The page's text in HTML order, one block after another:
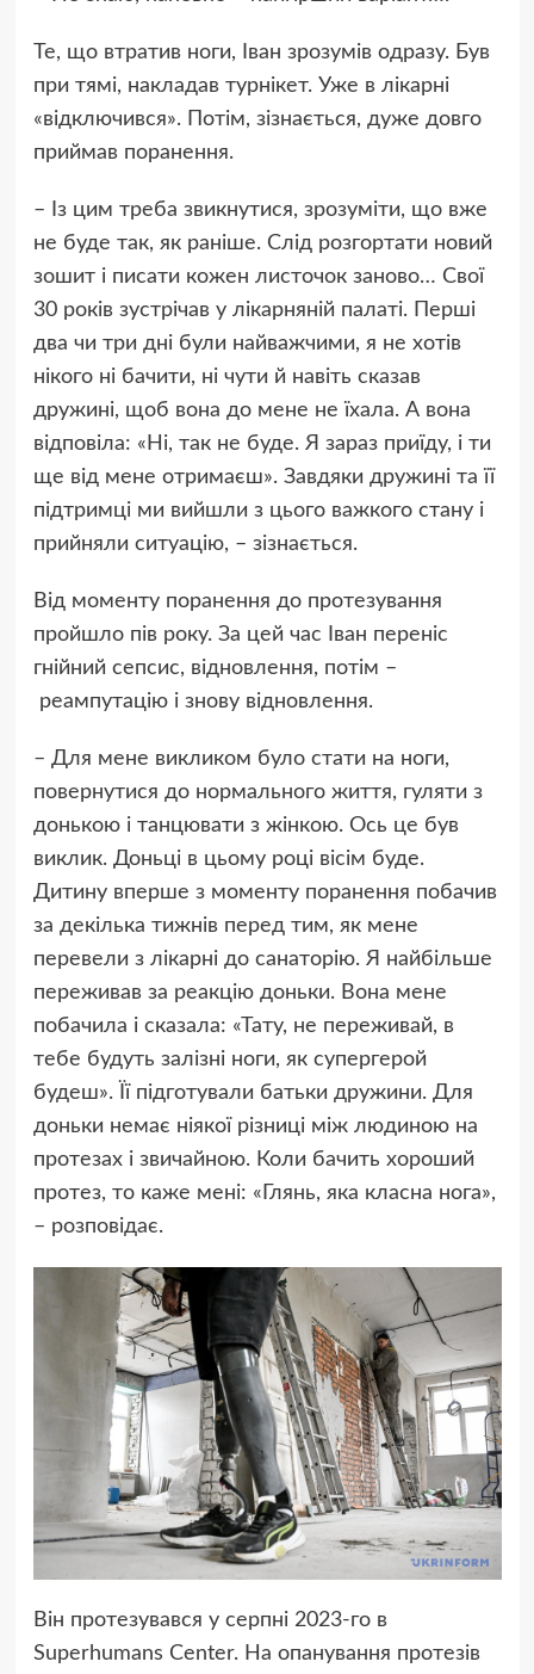
Те, що втратив ноги, Іван зрозумів одразу. Був
при тямі, накладав турнікет. Уже в лікарні
«відключився». Потім, зізнається, дуже довго
приймав поранення.
– Із цим треба звикнутися, зрозуміти, що вже
не буде так, як раніше. Слід розгортати новий
зошит і писати кожен листочок заново… Свої
30 років зустрічав у лікарняній палаті. Перші
два чи три дні були найважчими, я не хотів
нікого ні бачити, ні чути й навіть сказав
дружині, щоб вона до мене не їхала. А вона
відповіла: «Ні, так не буде. Я зараз приїду, і ти
ще від мене отримаєш». Завдяки дружині та її
підтримці ми вийшли з цього важкого стану і
прийняли ситуацію, – зізнається.
Від моменту поранення до протезування
пройшло пів року. За цей час Іван переніс
гнійний сепсис, відновлення, потім –
реампутацію і знову відновлення.
– Для мене викликом було стати на ноги,
повернутися до нормального життя, гуляти з
донькою і танцювати з жінкою. Ось це був
виклик. Доньці в цьому році вісім буде.
Дитину вперше з моменту поранення побачив
за декілька тижнів перед тим, як мене
перевели з лікарні до санаторію. Я найбільше
переживав за реакцію доньки. Вона мене
побачила і сказала: «Тату, не переживай, в
тебе будуть залізні ноги, як супергерой
будеш». Її підготували батьки дружини. Для
доньки немає ніякої різниці між людиною на
протезах і звичайною. Коли бачить хороший
протез, то каже мені: «Глянь, яка класна нога»,
– розповідає.
Він протезувався у серпні 2023-го в
Superhumans Center. На опанування протезів